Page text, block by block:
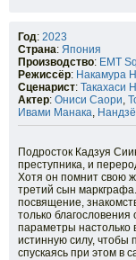
Год: 2023
Страна: Япония
Производство: EMT
Режиссёр: Накамура
Сценарист: Такахаси
Актер: Ониси Саори,
Ивами Манака,
Подросток Кадзуя
преступника, и
Хотя он помнит свою
третий сын
посвящение,
только
параметры
истинную силу, чтобы
спускаясь при этом в